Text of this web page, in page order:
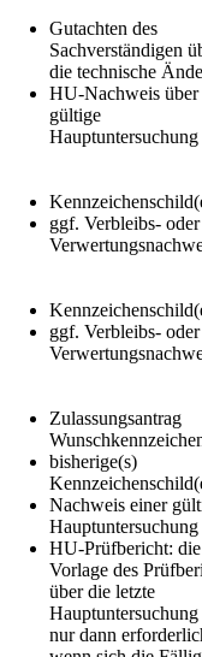
Gutachten des
Sachverständigen
die technische
HU-Nachweis über
gültige
Hauptuntersuchung
ggf. Verbleibs- oder
ggf. Verbleibs- oder
Zulassungsantrag
bisherige(s)
Nachweis einer
Hauptuntersuchung
HU-Prüfbericht: die
Vorlage des
über die letzte
Hauptuntersuchung
nur dann